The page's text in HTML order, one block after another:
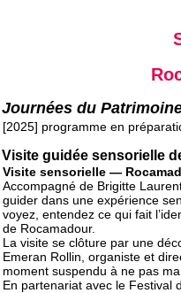
Journées du
[2025] programme en
Visite guidée sensorielle
Visite sensorielle —
Accompagné de Brigitte
guider dans une expérience
voyez, entendez ce qui fait
de Rocamadour.
La visite se clôture par une
Emeran Rollin, organiste et
moment suspendu à ne pas
En partenariat avec le Festival